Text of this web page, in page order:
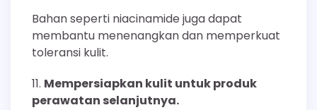
Bahan seperti niacinamide juga dapat
membantu menenangkan dan memperkuat
toleransi kulit.
Mempersiapkan kulit untuk produk
perawatan selanjutnya.